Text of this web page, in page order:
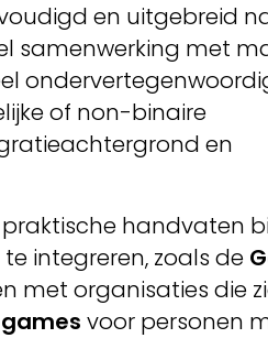
en uitgebreid
samenwerking met
of non-binaire
en
handvaten
integreren, zoals de
met organisaties die
voor personen